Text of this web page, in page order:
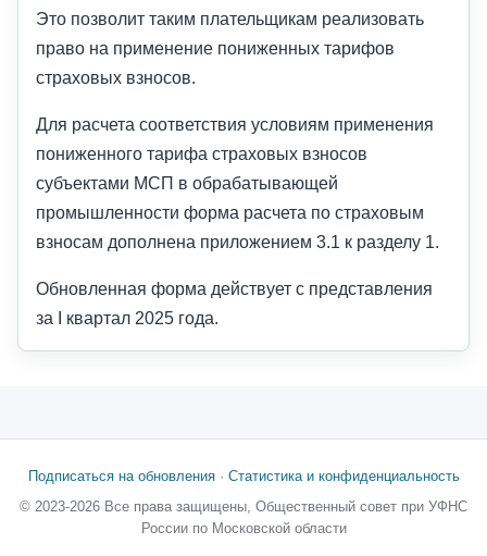
Это позволит таким плательщикам реализовать
право на применение пониженных тарифов
страховых взносов.
Для расчета соответствия условиям применения
пониженного тарифа страховых взносов
субъектами МСП в обрабатывающей
промышленности форма расчета по страховым
взносам дополнена приложением 3.1 к разделу 1.
Обновленная форма действует с представления
за I квартал 2025 года.
Подписаться на обновления· Статистика и конфиденциальность
© 2023-2026 Все права защищены, Общественный совет при УФНС
России по Московской области